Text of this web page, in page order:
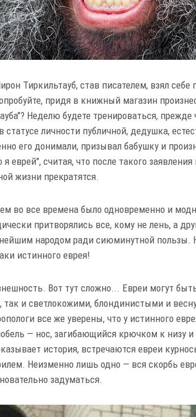
Тиркильтауб, став писателем, взял
придя в книжный магазин
Неделю будете тренироваться,
личности публичной, дедушка,
его донимали, призывал бабушку и
я еврей", считая, что после такого
жизни прекратятся.
во все времена было одновременно и
притворялись все, кому не лень, а
народом ради сиюминутной
истинного еврея!
Вот тут сложно... Евреи могут
так и светлокожими, блондинистыми и
все же уверены, что у истинного
— нос, загибающийся крючком к низу
история, встречаются евреи
Неизменно лишь одно — вся скорбь
задуматься.